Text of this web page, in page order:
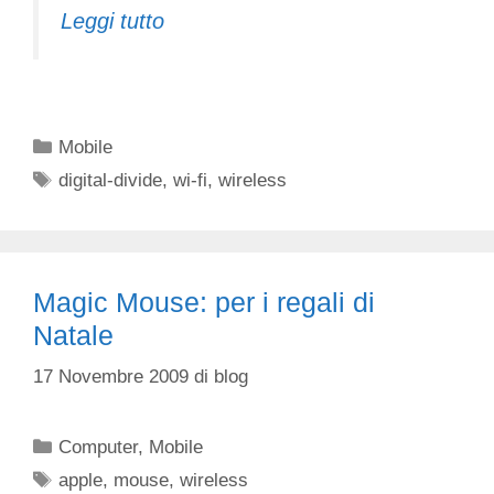
Leggi tutto
Categorie
Mobile
Tag
digital-divide,wi-fi,wireless
Magic Mouse: per i regali di
Natale
17 Novembre 2009 di blog
Categorie
Computer, Mobile
Tag
apple, mouse,wireless